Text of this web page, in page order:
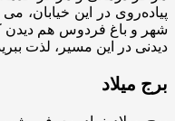
پیاده‌روی در این خیابان،
شهر و باغ فردوس هم دیدن
دیدنی در این مسیر، لذت
برج میلاد